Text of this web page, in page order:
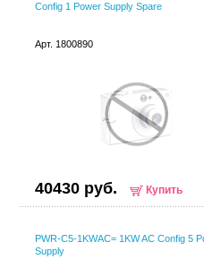
Config 1 Power Supply Spare
Арт. 1800890
40430 руб. Купить
PWR-C5-1KWAC= 1KW AC Config 5
Supply